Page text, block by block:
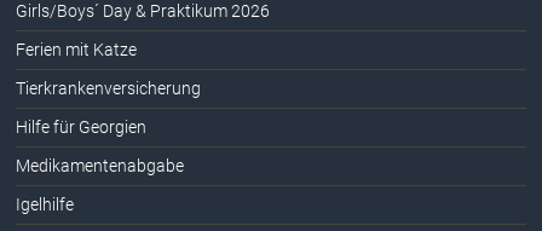
Girls/Boys´ Day & Praktikum 2026
Ferien mit Katze
Tierkrankenversicherung
Hilfe für Georgien
Medikamentenabgabe
Igelhilfe